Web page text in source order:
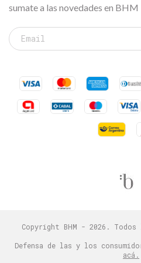
sumate a las novedades en BHM
Copyright BHM - 2026.
Defensa de las y los
acá.